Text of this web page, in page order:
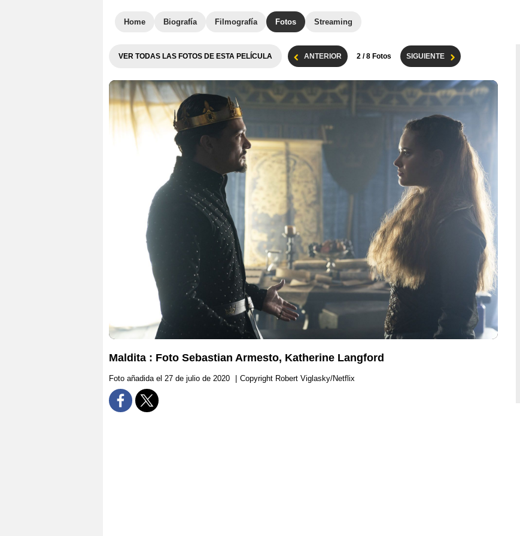
Home Biografía Filmografía Fotos Streaming
VER TODAS LAS FOTOS DE ESTA PELÍCULA ANTERIOR 2 / 8 Fotos SIGUIENTE
Maldita : Foto Sebastian Armesto, Katherine Langford
Foto añadida el 27 de julio de 2020 Copyright Robert Viglasky/Netflix